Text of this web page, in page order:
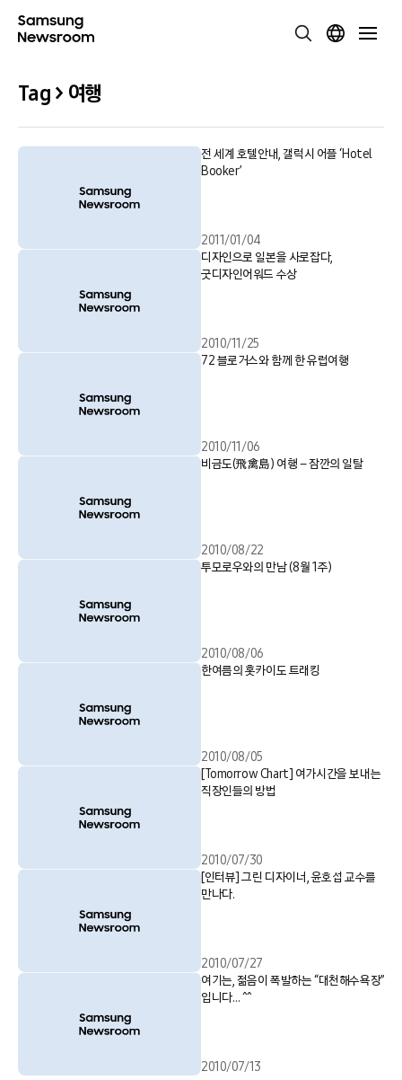
Tag > 여행
전 세계 호텔안내, 갤럭시 어플 ‘Hotel
Booker’
2011/01/04
디자인으로 일본을 사로잡다,
굿디자인어워드 수상
2010/11/25
72 블로거스와 함께 한 유럽여행
2010/11/06
비금도(飛禽島) 여행 – 잠깐의 일탈
2010/08/22
투모로우와의 만남 (8월 1주)
2010/08/06
한여름의 홋카이도 트래킹
2010/08/05
[Tomorrow Chart] 여가시간을 보내는
직장인들의 방법
2010/07/30
[인터뷰] 그린 디자이너, 윤호섭 교수를
만나다.
2010/07/27
여기는, 젊음이 폭발하는 “대천해수욕장”
입니다… ^^
2010/07/13